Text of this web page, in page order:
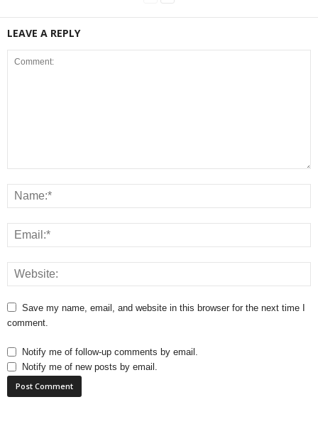
LEAVE A REPLY
Save my name, email, and website in this browser for the next time I
comment.
Notify me of follow-up comments by email.
Notify me of new posts by email.